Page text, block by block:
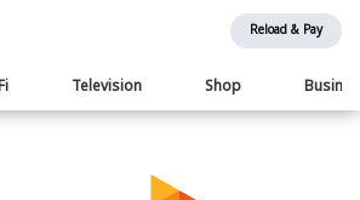
Reload & Pay
Television Shop